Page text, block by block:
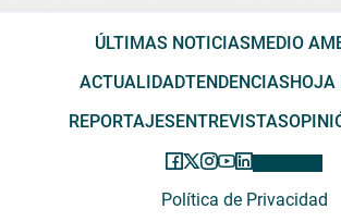
ÚLTIMAS NOTICIAS MEDIO
ACTUALIDADTENDENCIAS HOJA
REPORTAJES ENTREVISTAS
Política de Privacidad